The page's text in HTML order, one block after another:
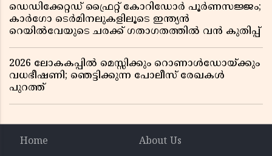
ഡെഡിക്കേറ്റഡ് ഫ്രൈറ്റ് കോറിഡോർ പൂർണസജ്ജം;
കാർഗോ ടെർമിനലുകളിലൂടെ ഇന്ത്യൻ
റെയിൽവേയുടെ ചരക്ക് ഗതാഗതത്തിൽ വൻ കുതിപ്പ്
2026 ലോകകപ്പിൽ മെസ്സിക്കും റൊണാൾഡോയ്ക്കും
വധഭീഷണി; ഞെട്ടിക്കുന്ന പോലീസ് രേഖകൾ
പുറത്ത്
Home
About Us